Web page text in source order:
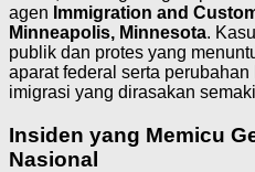
agen Immigration and
Minneapolis, Minnesota.
publik dan protes yang
aparat federal serta
imigrasi yang dirasakan
Insiden yang Memicu
Nasional